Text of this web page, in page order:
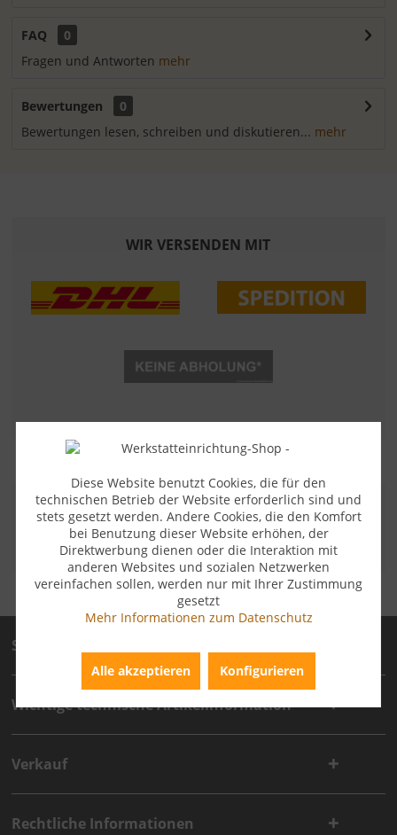
FAQ
0
Fragen und Antworten mehr
Bewertungen
0
Bewertungen lesen, schreiben und diskutieren... mehr
WIR VERSENDEN MIT
ZAHLUNGSARTEN
Service
Wichtige technische Artikelinformation
Verkauf
Rechtliche Informationen
Diese Website benutzt Cookies, die für den
technischen Betrieb der Website erforderlich sind und
stets gesetzt werden. Andere Cookies, die den Komfort
bei Benutzung dieser Website erhöhen, der
Direktwerbung dienen oder die Interaktion mit
anderen Websites und sozialen Netzwerken
vereinfachen sollen, werden nur mit Ihrer Zustimmung
gesetzt
Mehr Informationen zum Datenschutz
Alle akzeptieren Konfigurieren